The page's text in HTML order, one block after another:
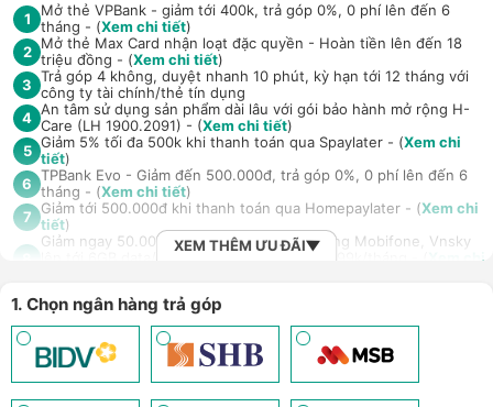
1
Mở thẻ VPBank - giảm tới 400k, trả góp 0%, 0 phí lên đến 6
tháng - (Xem chi tiết)
2 Mở thẻ Max Card nhận loạt đặc quyền - Hoàn tiền lên đến 18
triệu đồng - (Xem chi tiết)
3 Trả góp 4 không, duyệt nhanh 10 phút, kỳ hạn tới 12 tháng với
công ty tài chính/thẻ tín dụng
4 An tâm sử dụng sản phẩm dài lâu với gói bảo hành mở rộng H-
Care (LH 1900.2091) - (Xem chi tiết)
5 Giảm 5% tối đa 500k khi thanh toán qua Spaylater - (Xem chi
tiết)
6 TPBank Evo - Giảm đến 500.000đ, trả góp 0%, 0 phí lên đến 6
tháng - (Xem chi tiết)
7
Giảm tới 500.000đ khi thanh toán qua Homepaylater - (Xem chi
tiết)
Giảm ngay 50.000đ khi mua gói cước di động Mobifone, Vnsky
lên tới 6GB data/ngày - Trải nghiệm 5G chỉ 99k/tháng - (
Xem chi
9 mua số lượng lớn - (Xem chi tiết
XEM THÊM ƯU ĐÃI
1. Chọn ngân hàng trả góp